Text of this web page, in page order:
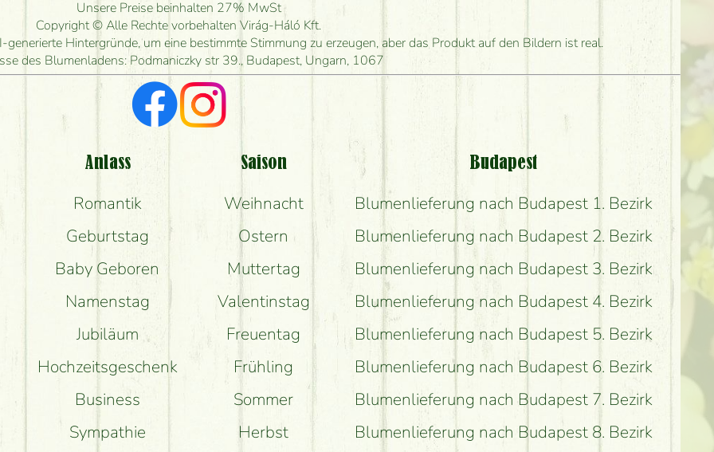
Blumenstrauß herstellen und wann können Sie ihn frühestens liefern?
Ich suche rote Rosen, hast du welche?
Rückmeldungen bekomme ich zum Blumenversand?
ich wirklich, was auf dem Bild zu sehen ist?
Unsere Preise beinhalten 27% MwSt
Copyright © Alle Rechte vorbehalten Virág-Háló Kft.
Hintergründe, um eine bestimmte Stimmung zu erzeugen, aber das Produkt auf den Bildern ist real.
des Blumenladens: Podmaniczky str 39., Budapest, Ungarn, 1067
Anlass
Romantik
Geburtstag
Baby Geboren
Namenstag
Jubiläum
Hochzeitsgeschenk
Business
Sympathie
Saison
Weihnacht
Ostern
Muttertag
Valentinstag
Freuentag
Frühling
Sommer
Herbst
Budapest
Blumenlieferung nach Budapest 1. Bezirk
Blumenlieferung nach Budapest 2. Bezirk
Blumenlieferung nach Budapest 3. Bezirk
Blumenlieferung nach Budapest 4. Bezirk
Blumenlieferung nach Budapest 5. Bezirk
Blumenlieferung nach Budapest 6. Bezirk
Blumenlieferung nach Budapest 7. Bezirk
Blumenlieferung nach Budapest 8. Bezirk